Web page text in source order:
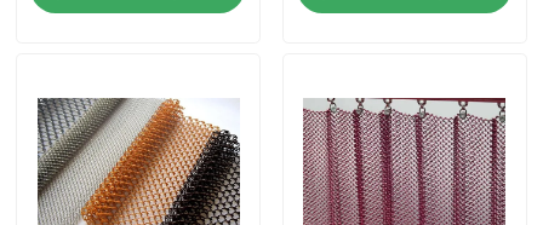
المنتجات